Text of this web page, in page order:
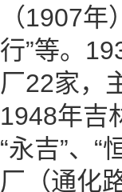
（1907
行”等。
厂22家，
1948年吉
“永吉”、
厂（通化